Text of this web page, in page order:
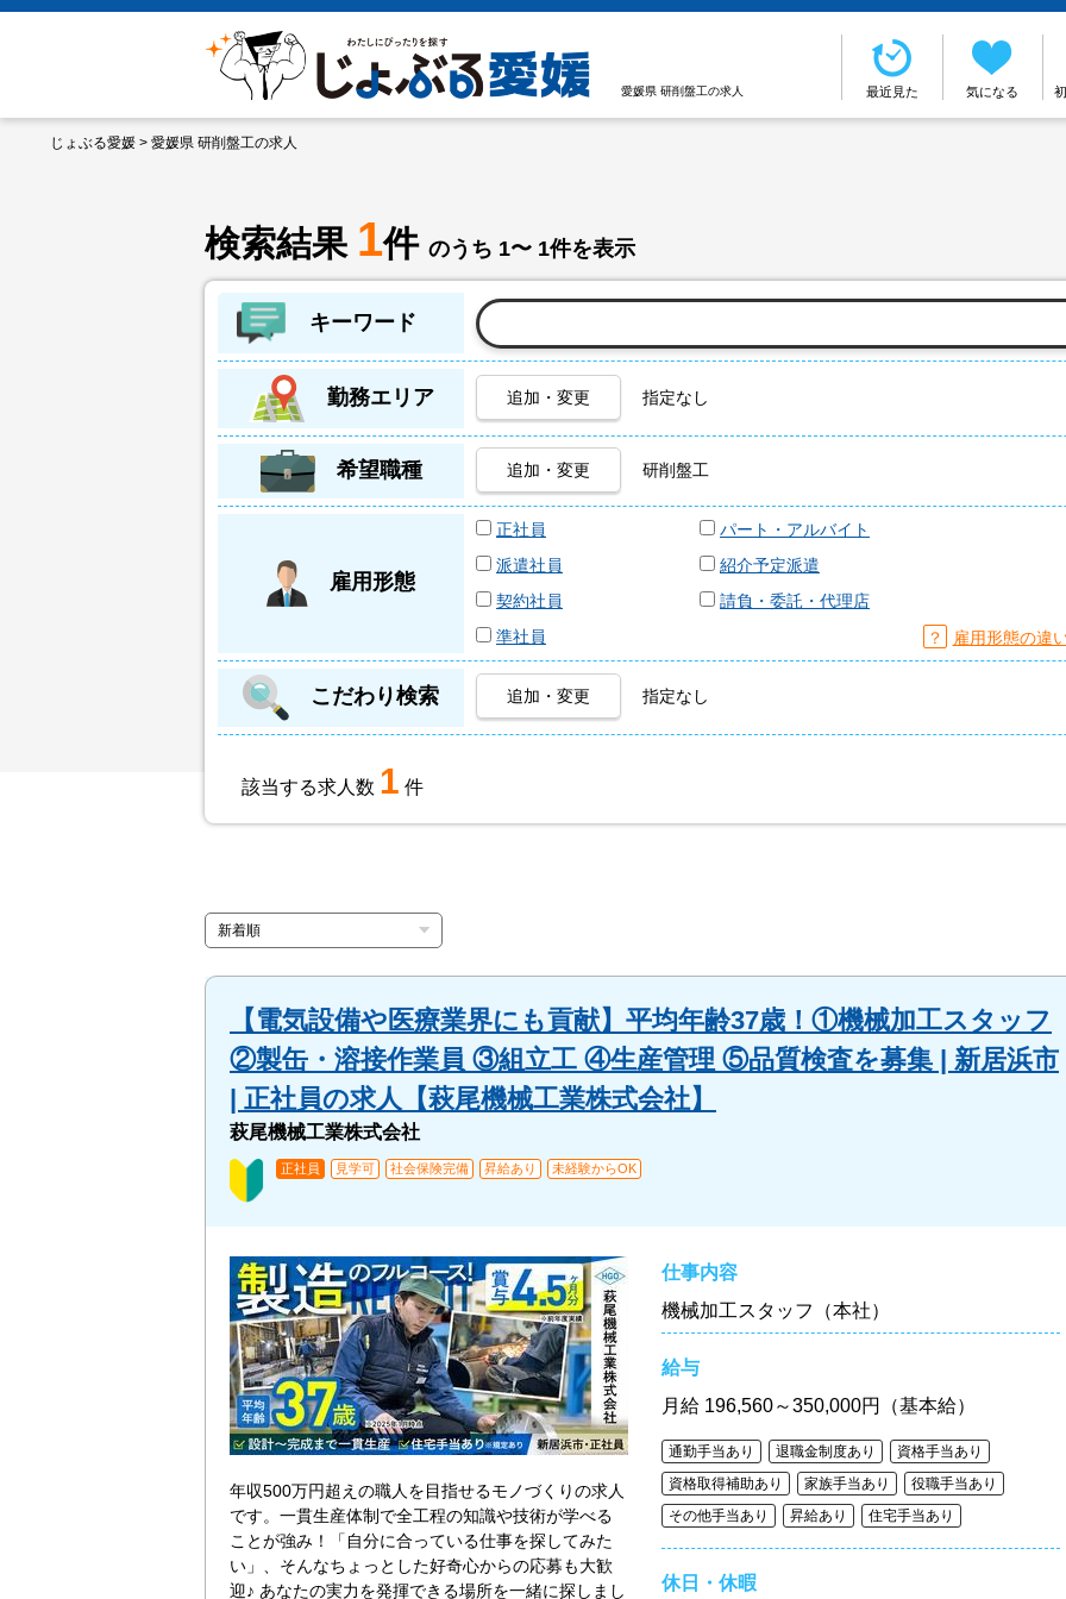
愛媛県 研削盤工の求人 最近見た 気になる
じょぶる愛媛 > 愛媛県 研削盤工の求人
検索結果 1件 のうち 1〜 1件を表示
キーワード
勤務エリア 追加・変更 指定なし
希望職種 追加・変更 研削盤工
雇用形態
正社員
パート・アルバイト
派遣社員
紹介予定派遣
契約社員
請負・委託・代理店
準社員
？ 雇用形態の違
こだわり検索 追加・変更 指定なし
該当する求人数 1 件
【電気設備や医療業界にも貢献】平均年齢37歳！①機械加工スタッフ
②製缶・溶接作業員 ③組立工 ④生産管理 ⑤品質検査を募集 | 新居浜市
| 正社員の求人【萩尾機械工業株式会社】
萩尾機械工業株式会社
正社員 見学可 社会保険完備 昇給あり 未経験からOK
年収500万円超えの職人を目指せるモノづくりの求人
です。一貫生産体制で全工程の知識や技術が学べる
ことが強み！「自分に合っている仕事を探してみた
い」、そんなちょっとした好奇心からの応募も大歓
迎♪ あなたの実力を発揮できる場所を一緒に探しまし
仕事内容
機械加工スタッフ（本社）
給与
月給 196,560～350,000円（基本給）
通勤手当あり 退職金制度あり
資格手当あり
資格取得補助あり
家族手当あり
役職手当あり
その他手当あり
昇給あり 住宅手当あり
休日・休暇